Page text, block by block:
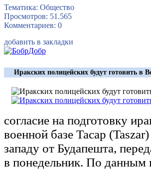
Тематика: Общество
Просмотров: 51.565
Комментариев: 0
добавить в закладки
Иракских полицейских будут готовить в
согласие на подготовку
военной базе Тасар
западу от Будапешта,
в понедельник. По данным